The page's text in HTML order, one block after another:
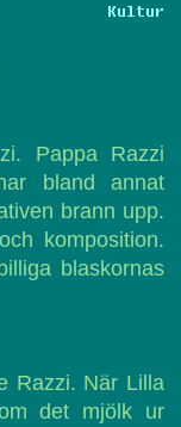
Kultur
Pappa Razzi
bland annat
brann upp.
komposition.
blaskornas
Razzi. När Lilla
det mjölk ur